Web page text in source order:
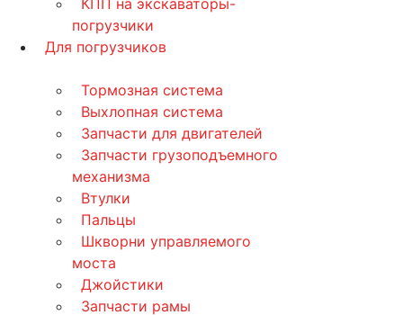
КПП на экскаваторы-
погрузчики
Для погрузчиков
Тормозная система
Выхлопная система
Запчасти для двигателей
Запчасти грузоподъемного
механизма
Втулки
Пальцы
Шкворни управляемого
моста
Джойстики
Запчасти рамы